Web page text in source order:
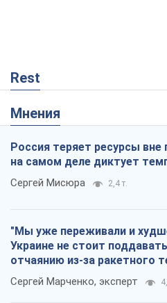
Rest
Мнения
Россия теряет ресурсы вне
на самом деле диктует
Сергей Мисюра 2,4 т.
"Мы уже переживали и
Украине не стоит
отчаянию из-за ракетного
Сергей Марченко, эксперт